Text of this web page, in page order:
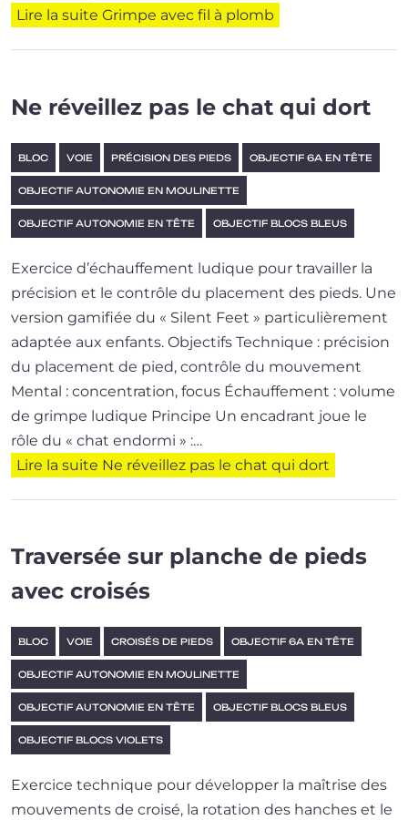
Lire la suite Grimpe avec fil à plomb
Ne réveillez pas le chat qui dort
BLOC VOIE PRÉCISION DES PIEDS OBJECTIF 6A EN TÊTE
OBJECTIF AUTONOMIE EN MOULINETTE
OBJECTIF AUTONOMIE EN TÊTE OBJECTIF BLOCS BLEUS
Exercice d’é­chauf­fe­ment ludique pour tra­vailler la
pré­ci­sion et le contrôle du pla­ce­ment des pieds. Une
ver­sion gami­fiée du « Silent Feet » par­ti­cu­liè­re­ment
adap­tée aux enfants. Objectifs Technique : pré­ci­sion
du pla­ce­ment de pied, contrôle du mouvement
Mental : concen­tra­tion, focus Échauffement : volume
de grimpe ludique Principe Un enca­drant joue le
rôle du « chat endor­mi » :…
Lire la suite Ne réveillez pas le chat qui dort
Traversée sur planche de pieds
avec croisés
BLOC VOIE CROISÉS DE PIEDS OBJECTIF 6A EN TÊTE
OBJECTIF AUTONOMIE EN MOULINETTE
OBJECTIF AUTONOMIE EN TÊTE OBJECTIF BLOCS BLEUS
OBJECTIF BLOCS VIOLETS
Exercice tech­nique pour déve­lop­per la maî­trise des
mou­ve­ments de croi­sé, la rota­tion des hanches et le